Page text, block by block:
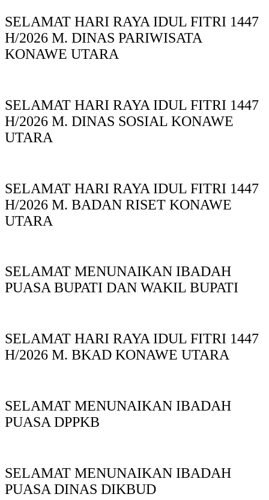
SELAMAT HARI RAYA IDUL FITRI 1447
H/2026 M. DINAS PARIWISATA
KONAWE UTARA
SELAMAT HARI RAYA IDUL FITRI 1447
H/2026 M. DINAS SOSIAL KONAWE
UTARA
SELAMAT HARI RAYA IDUL FITRI 1447
H/2026 M. BADAN RISET KONAWE
UTARA
SELAMAT MENUNAIKAN IBADAH
PUASA BUPATI DAN WAKIL BUPATI
SELAMAT HARI RAYA IDUL FITRI 1447
H/2026 M. BKAD KONAWE UTARA
SELAMAT MENUNAIKAN IBADAH
PUASA DPPKB
SELAMAT MENUNAIKAN IBADAH
PUASA DINAS DIKBUD